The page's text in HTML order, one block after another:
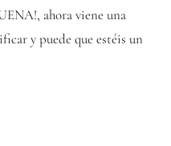
ahora viene una
y puede que estéis un